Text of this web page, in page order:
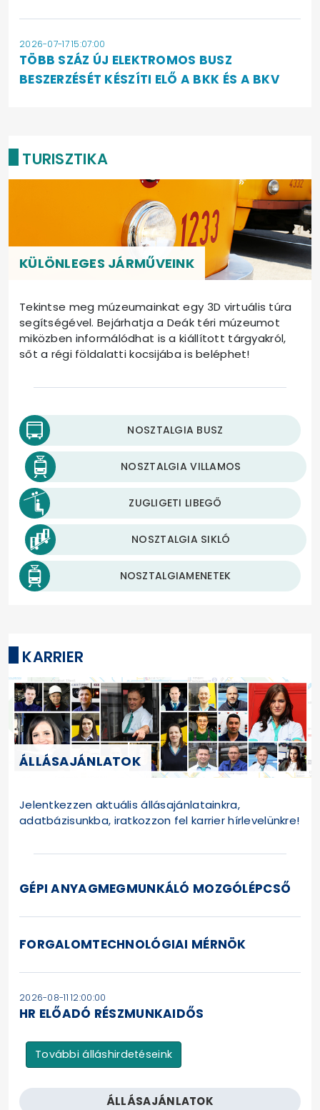
2026-07-17 15:07:00
TÖBB SZÁZ ÚJ ELEKTROMOS BUSZ
BESZERZÉSÉT KÉSZÍTI ELŐ A BKK ÉS A BKV
TURISZTIKA
KÜLÖNLEGES JÁRMŰVEINK
Tekintse meg múzeumainkat egy 3D virtuális túra
segítségével. Bejárhatja a Deák téri múzeumot
miközben informálódhat is a kiállított tárgyakról,
sőt a régi földalatti kocsijába is beléphet!
NOSZTALGIA BUSZ
NOSZTALGIA VILLAMOS
ZUGLIGETI LIBEGŐ
NOSZTALGIA SIKLÓ
NOSZTALGIAMENETEK
KARRIER
ÁLLÁSAJÁNLATOK
Jelentkezzen aktuális állásajánlatainkra,
adatbázisunkba, iratkozzon fel karrier hírlevelünkre!
GÉPI ANYAGMEGMUNKÁLÓ MOZGÓLÉPCSŐ
FORGALOMTECHNOLÓGIAI MÉRNÖK
2026-08-11 12:00:00
HR ELŐADÓ RÉSZMUNKAIDŐS
További álláshirdetéseink
ÁLLÁSAJÁNLATOK